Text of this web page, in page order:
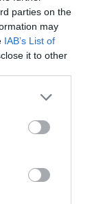
parties on the
may
IAB’s List of
it to other
Google
may click to
tags to
Google